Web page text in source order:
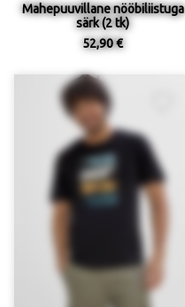
Mahepuuvillane nööbiliistuga
särk (2 tk)
52,90 €